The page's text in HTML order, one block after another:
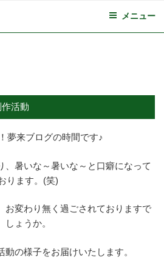
メニュー
活動
夢来ブログの時間です♪
、暑いな～暑いな～と口癖になって
ります。(笑)
お変わり無く過ごされておりますで
しょうか。
の様子をお届けいたします。